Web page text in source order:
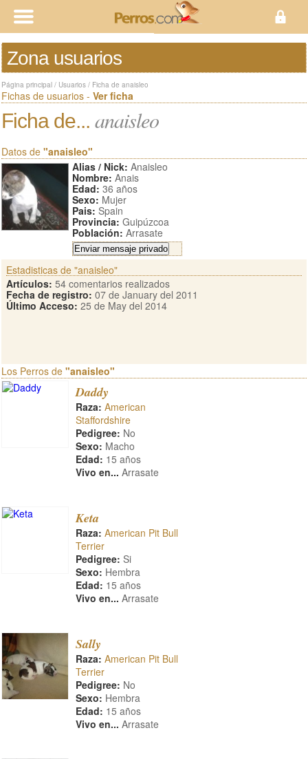
Zona usuarios
Página principal / Usuarios / Ficha de anaisleo
Fichas de usuarios - Ver ficha
Ficha de... anaisleo
Datos de "anaisleo"
Alias / Nick: Anaisleo
Nombre: Anais
Edad: 36 años
Sexo: Mujer
Pais: Spain
Provincia: Guipúzcoa
Población: Arrasate
Estadisticas de "anaisleo"
Artículos: 54 comentarios realizados
Fecha de registro: 07 de January del 2011
Último Acceso: 25 de May del 2014
Los Perros de "anaisleo"
Daddy
Raza: American
Staffordshire
Pedigree: No
Sexo: Macho
Edad: 15 años
Vivo en... Arrasate
Keta
Raza: American Pit Bull
Terrier
Pedigree: Si
Sexo: Hembra
Edad: 15 años
Vivo en... Arrasate
Sally
Raza: American Pit Bull
Terrier
Pedigree: No
Sexo: Hembra
Edad: 15 años
Vivo en... Arrasate